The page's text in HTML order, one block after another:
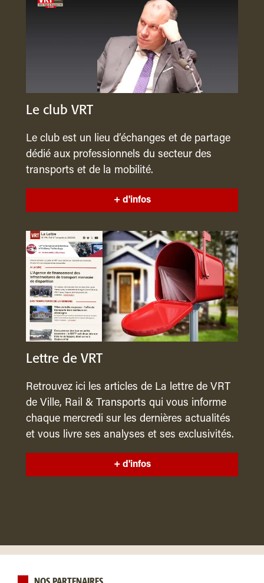
Le club VRT
Le club est un lieu d’échanges et de partage
dédié aux professionnels du secteur des
transports et de la mobilité.
+ d'infos
Lettre de VRT
Retrouvez ici les articles de La lettre de VRT
de Ville, Rail & Transports qui vous informe
chaque mercredi sur les dernières actualités
et vous livre ses analyses et ses exclusivités.
+ d'infos